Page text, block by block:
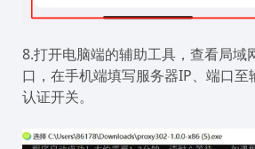
8.打开电脑端的辅助工具，查看局域
口，在手机端填写服务器IP、端口至
认证开关。